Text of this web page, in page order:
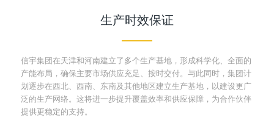
生产时效保证
信宇集团在天津和河南建立了多个生产基地，形成科学化、全面的
产能布局，确保主要市场供应充足、按时交付。与此同时，集团计
划逐步在西北、西南、东南及其他地区建立生产基地，以建设更广
泛的生产网络。这将进一步提升覆盖效率和供应保障，为合作伙伴
提供更稳定的支持。